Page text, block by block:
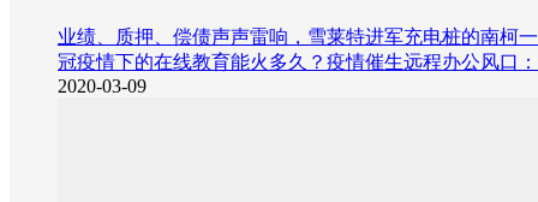
业绩、质押、偿债声声雷响，雪莱特进军充电桩的南柯
冠疫情下的在线教育能火多久？疫情催生远程办公风口
2020-03-09